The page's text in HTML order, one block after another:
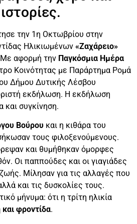
την 1η Οκτωβρίου στην
Ηλικιωμένων «Ζαχάρειο»
αφορμή την Παγκόσμια Ημέρα
Κοινότητας με Παράρτημα Ρομά
Δήμου Δυτικής Λέσβου
εκδήλωση. Η εκδήλωση
και συγκίνηση.
Βούρου και η κιθάρα του
τους φιλοξενούμενους.
και θυμήθηκαν όμορφες
Οι παππούδες και οι γιαγιάδες
Μίλησαν για τις αλλαγές που
και τις δυσκολίες τους.
μήνυμα: ότι η τρίτη ηλικία
φροντίδα.